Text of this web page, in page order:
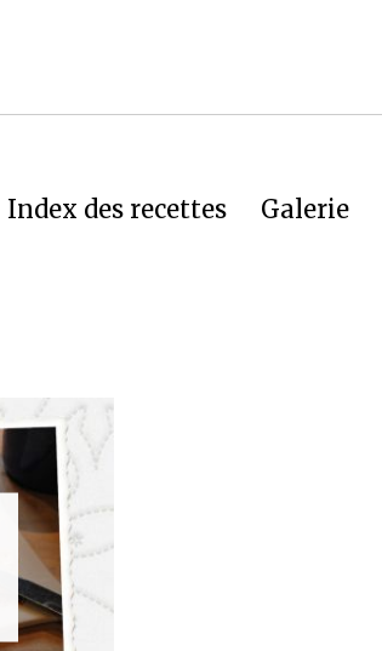
Index des recettes Galerie